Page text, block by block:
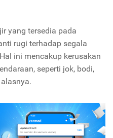
yang tersedia pada
rugi terhadap segala
ini mencakup kerusakan
seperti jok, bodi,